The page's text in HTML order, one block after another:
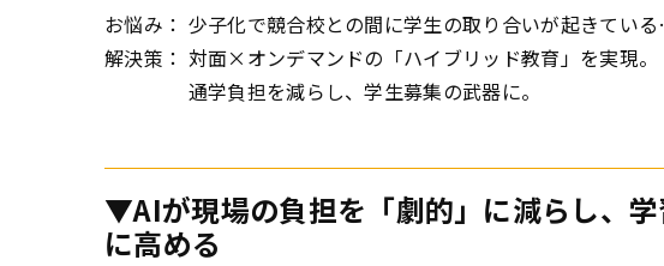
お悩み： 少子化で競合校との間に学生の取り合いが起きてい
解決策： 対面×オンデマンドの「ハイブリッド教育」を実現。
通学負担を減らし、学生募集の武器に。
▼AIが現場の負担を「劇的」に減らし、学
に高める